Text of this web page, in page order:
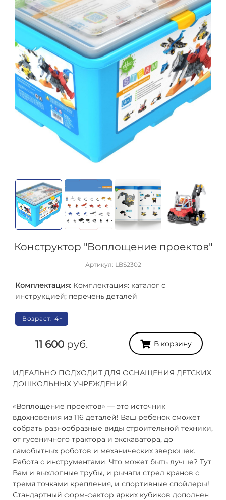
Конструктор "Воплощение проектов"
Артикул: LBS2302
Комплектация: Комплектация: каталог с
инструкцией; перечень деталей
Возраст: 4+
11 600 руб. В корзину
ИДЕАЛЬНО ПОДХОДИТ ДЛЯ ОСНАЩЕНИЯ ДЕТСКИХ
ДОШКОЛЬНЫХ УЧРЕЖДЕНИЙ
«Воплощение проектов» — это источник
вдохновения из 116 деталей! Ваш ребенок сможет
собрать разнообразные виды строительной техники,
от гусеничного трактора и экскаватора, до
самобытных роботов и механических зверюшек.
Работа с инструментами. Что может быть лучше? Тут
Вам и выхлопные трубы, и рычаги стрел кранов с
тремя точками крепления, и спортивные спойлеры!
Стандартный форм-фактор ярких кубиков дополнен